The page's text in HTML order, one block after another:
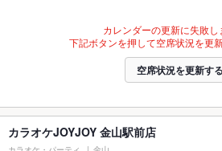
カレンダーの更新に失敗し
下記ボタンを押して空席状況を更
空席状況を更新する
カラオケJOYJOY 金山駅前店